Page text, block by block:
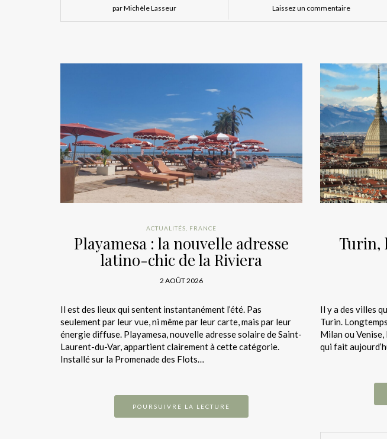
par Michèle Lasseur Laissez un commentaire
ACTUALITÉS FRANCE
Playamesa : la nouvelle adresse
latino-chic de la Riviera
2 AOÛT 2026
Il est des lieux qui sentent instantanément l’été. Pas
seulement par leur vue, ni même par leur carte, mais par leur
énergie diffuse. Playamesa, nouvelle adresse solaire de Saint-
Laurent-du-Var, appartient clairement à cette catégorie.
Installé sur la Promenade des Flots…
POURSUIVRE LA LECTURE
Turin,
Il y a des villes
Turin.
Milan ou
qui fait